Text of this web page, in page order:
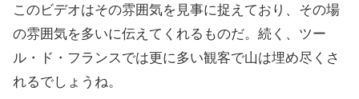
このビデオはその雰囲気を見事に捉えており、その場
の雰囲気を多いに伝えてくれるものだ。続く、ツー
ル・ド・フランスでは更に多い観客で山は埋め尽くさ
れるでしょうね。